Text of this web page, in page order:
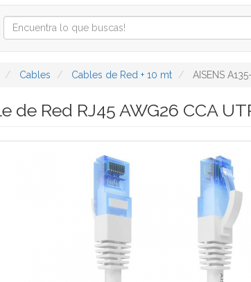
Cables Cables de Red + 10 mt AISENS
de Red RJ45 AWG26 CCA